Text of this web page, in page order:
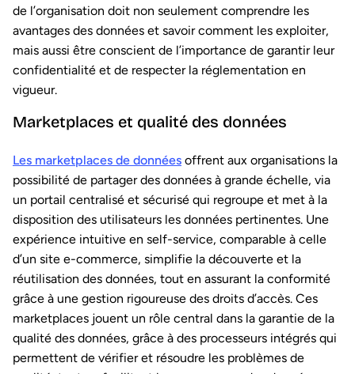
de l’organisation doit non seulement comprendre les
avantages des données et savoir comment les exploiter,
mais aussi être conscient de l’importance de garantir leur
confidentialité et de respecter la réglementation en
vigueur.
Marketplaces et qualité des données
Les marketplaces de données offrent aux organisations la
possibilité de partager des données à grande échelle, via
un portail centralisé et sécurisé qui regroupe et met à la
disposition des utilisateurs les données pertinentes. Une
expérience intuitive en self-service, comparable à celle
d’un site e-commerce, simplifie la découverte et la
réutilisation des données, tout en assurant la conformité
grâce à une gestion rigoureuse des droits d’accès. Ces
marketplaces jouent un rôle central dans la garantie de la
qualité des données, grâce à des processeurs intégrés qui
permettent de vérifier et résoudre les problèmes de